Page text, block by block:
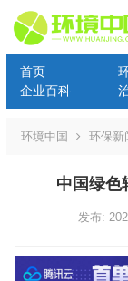
首页
企业百科
环境中国 环保新
中国绿色
发布: